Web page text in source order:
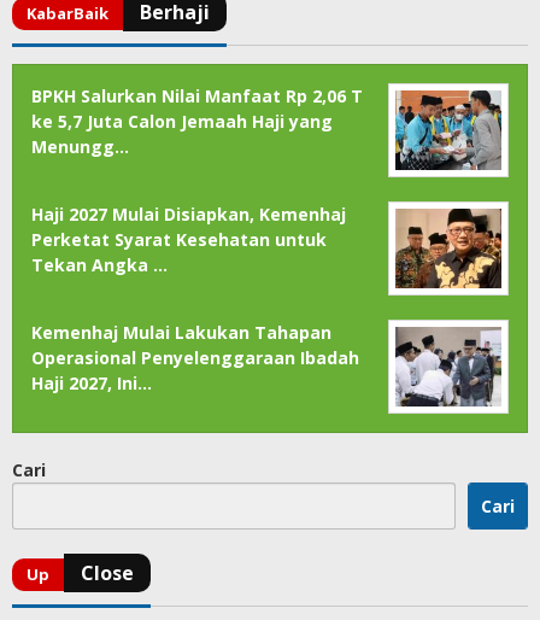
BPKH Salurkan Nilai Manfaat Rp 2,06 T
ke 5,7 Juta Calon Jemaah Haji yang
Menungg…
Haji 2027 Mulai Disiapkan, Kemenhaj
Perketat Syarat Kesehatan untuk
Tekan Angka …
Kemenhaj Mulai Lakukan Tahapan
Operasional Penyelenggaraan Ibadah
Haji 2027, Ini…
Cari
Cari